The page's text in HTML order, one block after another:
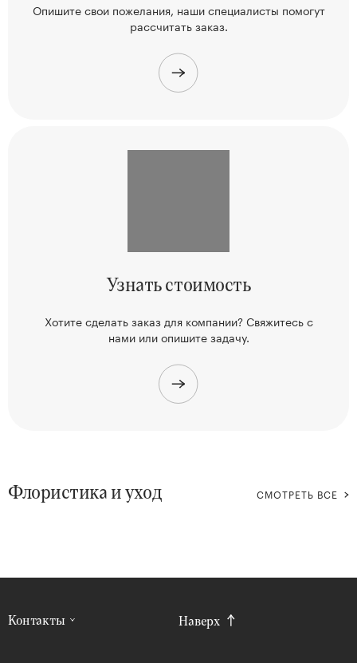
Опишите свои пожелания, нашиспециалисты помогут
рассчитать заказ.
Узнатьстоимость
Хотите сделать заказ для компании? Свяжитесьс
нами или опишите задачу.
Флористика и уход СМОТРЕТЬ ВСЕ
Контакты Наверх